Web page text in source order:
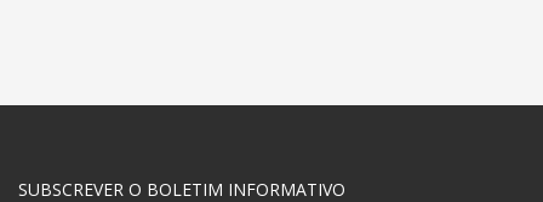
SUBSCREVER O BOLETIM INFORMATIVO